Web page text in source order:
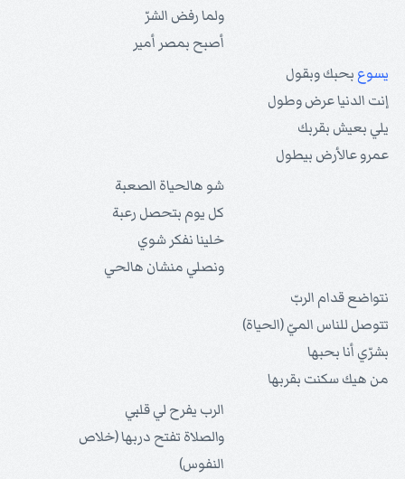
ولما رفض الشرّ
أصبح بمصر أمير
يسوع بحبك وبقول
إنت الدنيا عرض وطول
يلي بعيش بقربك
عمرو عالأرض بيطول
شو هالحياة الصعبة
كل يوم بتحصل رعبة
خلينا نفكر شوي
ونصلي منشان هالحي
نتواضع قدام الربّ
تتوصل للناس الميّ (الحياة)
بشرّي أنا بحبها
من هيك سكنت بقربها
الرب يفرح لي قلبي
والصلاة تفتح دربها (خلاص
النفوس)